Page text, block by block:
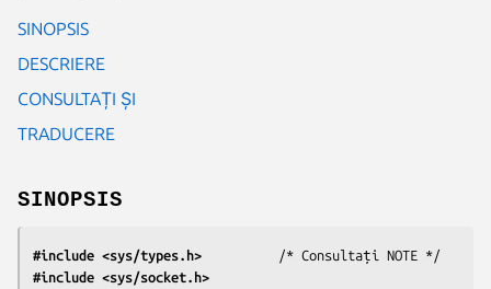
SINOPSIS
DESCRIERE
CONSULTAȚI ȘI
TRADUCERE
SINOPSIS
#include <sys/types.h>
#include <sys/socket.h>